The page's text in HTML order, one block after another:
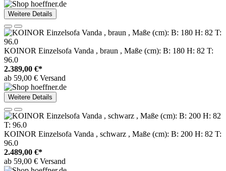
Weitere Details
KOINOR Einzelsofa Vanda , braun , Maße (cm): B: 180 H: 82 T:
96.0
2.389,00 €*
ab 59,00 € Versand
Weitere Details
KOINOR Einzelsofa Vanda , schwarz , Maße (cm): B: 200 H: 82 T:
96.0
2.489,00 €*
ab 59,00 € Versand